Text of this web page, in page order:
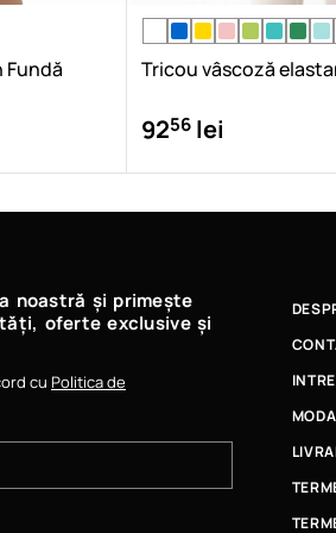
Tricou vâscoză
9256lei
noastră și primește
oferte exclusive și
cu Politica de